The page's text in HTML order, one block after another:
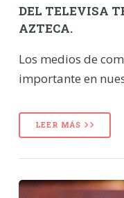
DEL TELEVISA
AZTECA.
Los medios de
importante en
LEER MÁS